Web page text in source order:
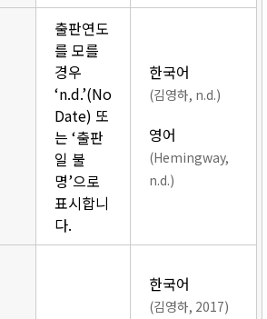
출판연도
를 모를
경우
‘n.d.’(No
Date) 또
는 ‘출판
일 불
명’으로
표시합니
다.
한국어
(김영하, n.d.)
영어
(Hemingway,
n.d.)
한국어
(김영하, 2017)